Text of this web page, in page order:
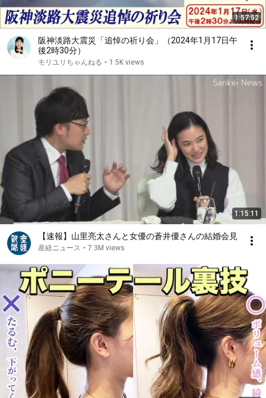
1:57:52
阪神淡路大震災「追悼の祈り会」（2024年1月17日午
後2時30分）
モリユリちゃんねる • 1.5K views
1:15:11
【速報】山里亮太さんと女優の蒼井優さんの結婚会見
産経ニュース • 7.3M views